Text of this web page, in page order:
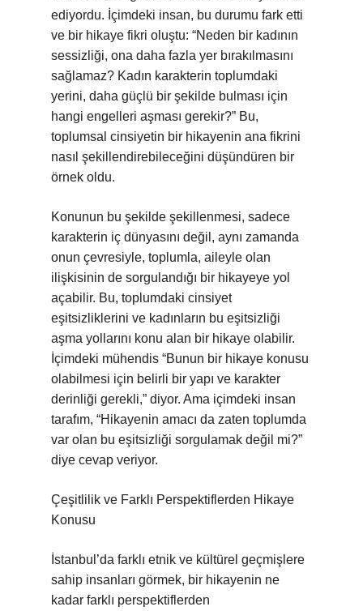
ediyordu. İçimdeki insan, bu durumu fark etti
ve bir hikaye fikri oluştu: “Neden bir kadının
sessizliği, ona daha fazla yer bırakılmasını
sağlamaz? Kadın karakterin toplumdaki
yerini, daha güçlü bir şekilde bulması için
hangi engelleri aşması gerekir?” Bu,
toplumsal cinsiyetin bir hikayenin ana fikrini
nasıl şekillendirebileceğini düşündüren bir
örnek oldu.
Konunun bu şekilde şekillenmesi, sadece
karakterin iç dünyasını değil, aynı zamanda
onun çevresiyle, toplumla, aileyle olan
ilişkisinin de sorgulandığı bir hikayeye yol
açabilir. Bu, toplumdaki cinsiyet
eşitsizliklerini ve kadınların bu eşitsizliği
aşma yollarını konu alan bir hikaye olabilir.
İçimdeki mühendis “Bunun bir hikaye konusu
olabilmesi için belirli bir yapı ve karakter
derinliği gerekli,” diyor. Ama içimdeki insan
tarafım, “Hikayenin amacı da zaten toplumda
var olan bu eşitsizliği sorgulamak değil mi?”
diye cevap veriyor.
Çeşitlilik ve Farklı Perspektiflerden Hikaye
Konusu
İstanbul’da farklı etnik ve kültürel geçmişlere
sahip insanları görmek, bir hikayenin ne
kadar farklı perspektiflerden